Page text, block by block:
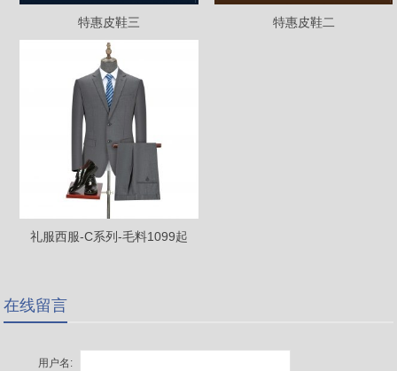
特惠皮鞋三 特惠皮鞋二
礼服西服-C系列-毛料1099起
在线留言
用户名: